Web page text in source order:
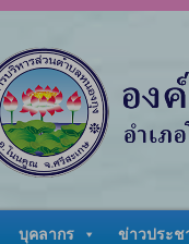
บุคลากร ข่าวประ